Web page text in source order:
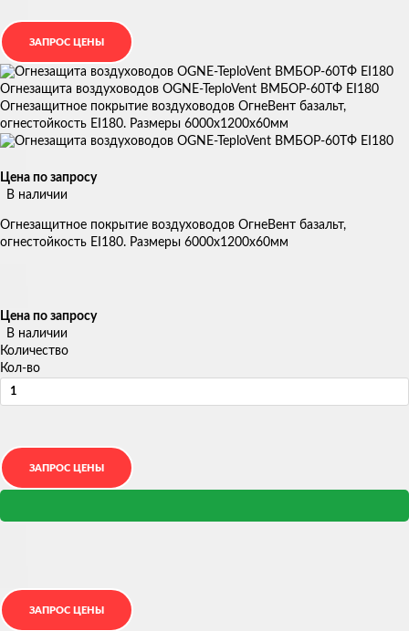
Огнезащита воздуховодов OGNE-TeploVent ВМБОР-60ТФ EI180
Огнезащитное покрытие воздуховодов ОгнеВент базальт,
огнестойкость EI180. Размеры 6000х1200х60мм
Цена по запросу
В наличии
Огнезащитное покрытие воздуховодов ОгнеВент базальт,
огнестойкость EI180. Размеры 6000х1200х60мм
Цена по запросу
В наличии
Количество
Кол-во